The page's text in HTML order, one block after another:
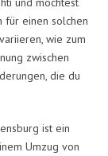
für einen solchen
wie zum
zwischen
die du
ist ein
Umzug von